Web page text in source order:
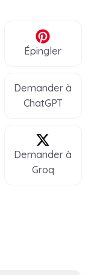
Épingler
Demander à
ChatGPT
Demander à
Groq